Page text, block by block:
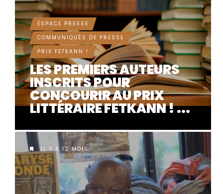
ESPACE PRESSE
COMMUNIQUÉS DE PRESSE
PRIX FETKANN !
LES PREMIERS AUTEURS
INSCRITS POUR
CONCOURIR AU PRIX
LITTÉRAIRE FETKANN ! ...
IL Y A 12 MOIS